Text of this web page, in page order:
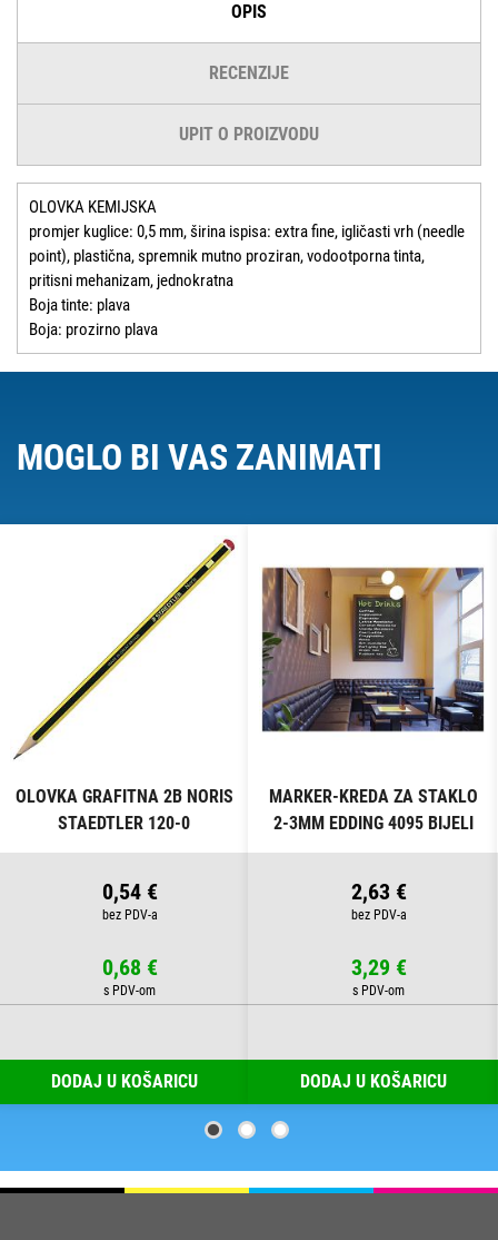
OPIS
RECENZIJE
UPIT O PROIZVODU
OLOVKA KEMIJSKA
promjer kuglice: 0,5 mm, širina ispisa: extra fine, igličasti vrh (needle
point), plastična, spremnik mutno proziran, vodootporna tinta,
pritisni mehanizam, jednokratna
Boja tinte: plava
Boja: prozirno plava
MOGLO BI VAS ZANIMATI
OLOVKA GRAFITNA 2B NORIS
STAEDTLER 120-0
0,54 €
0,68 €
DODAJ U KOŠARICU
MARKER-KREDA ZA STAKLO
2-3MM EDDING 4095 BIJELI
2,63 €
3,29 €
DODAJ U KOŠARICU